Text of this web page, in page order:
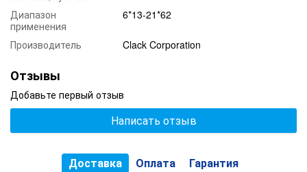
Диапазон
применения
6*13-21*62
Производитель Clack Corporation
Отзывы
Добавьте первый отзыв
Написать отзыв
Доставка Оплата Гарантия